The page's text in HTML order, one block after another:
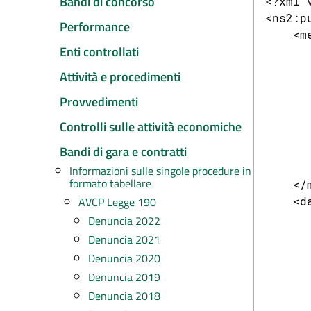
Performance
Enti controllati
Attività e procedimenti
Provvedimenti
Controlli sulle attività economiche
Bandi di gara e contratti
Informazioni sulle singole procedure in
formato tabellare
AVCP Legge 190
Denuncia 2022
Denuncia 2021
Denuncia 2020
Denuncia 2019
Denuncia 2018